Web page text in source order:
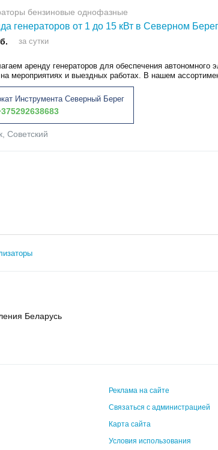
бензиновые однофазные
генераторов от 1 до 15 кВт в Северном
за сутки
аренду генераторов для обеспечения автономного
мероприятиях и выездных работах. В нашем
Инструмента Северный Берег
Советский
Беларусь
Реклама на сайте
Связаться с администрацией
Карта сайта
Условия использования